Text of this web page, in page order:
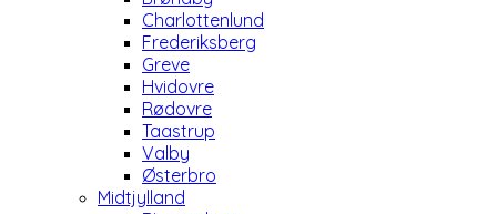
Charlottenlund
Frederiksberg
Greve
Hvidovre
Rødovre
Taastrup
Valby
Østerbro
Midtjylland